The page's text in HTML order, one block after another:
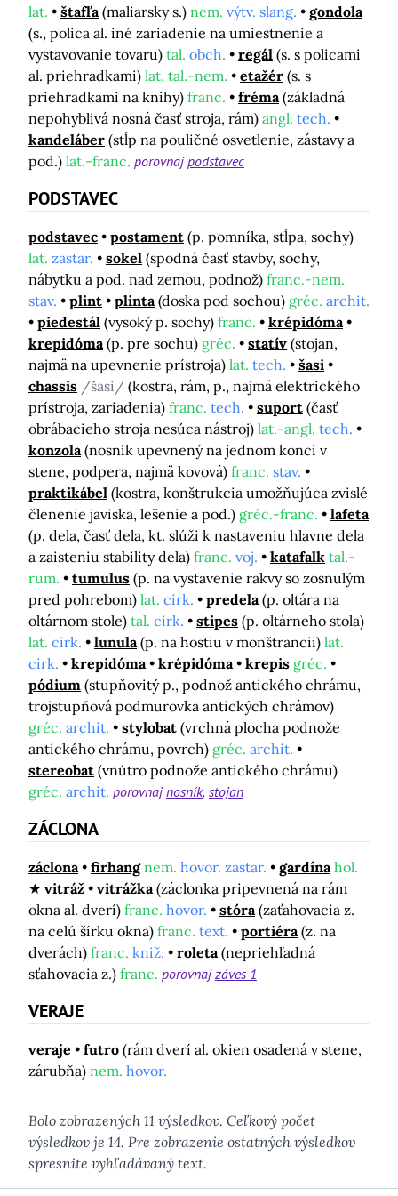
lat.
štafľa (maliarsky s.) nem. výtv. slang.
gondola
(s., polica al. iné zariadenie na umiestnenie a
vystavovanie tovaru) tal. obch. regál (s. s policami
al. priehradkami) lat. tal.-nem. etažér (s. s
priehradkami na knihy) franc. fréma (základná
nepohyblivá nosná časť stroja, rám) angl. tech.
kandeláber (stĺp na pouličné osvetlenie, zástavy a
pod.) lat.-franc. porovnajpodstavec
PODSTAVEC
podstavec postament (p. pomníka, stĺpa, sochy)
lat. zastar. sokel (spodná časť stavby, sochy,
nábytku a pod. nad zemou, podnož) franc.-nem.
stav.
plint plinta (doska pod sochou) gréc. archit.
piedestál (vysoký p. sochy) franc.
krépidóma
krepidóma (p. pre sochu) gréc. statív (stojan,
najmä na upevnenie prístroja) lat. tech.
šasi
chassis /šasi/ (kostra, rám, p., najmä elektrického
prístroja, zariadenia) franc. tech. suport (časť
obrábacieho stroja nesúca nástroj) lat.-angl. tech.
konzola (nosník upevnený na jednom konci v
stene, podpera, najmä kovová) franc. stav.
praktikábel (kostra, konštrukcia umožňujúca zvislé
členenie javiska, lešenie a pod.) gréc.-franc.
lafeta
(p. dela, časť dela, kt. slúži k nastaveniu hlavne dela
a zaisteniu stability dela) franc. voj. katafalk tal.-
rum.
tumulus (p. na vystavenie rakvy so zosnulým
pred pohrebom) lat. cirk. predela (p. oltára na
oltárnom stole) tal. cirk. stipes (p. oltárneho stola)
lat. cirk. lunula (p. na hostiu v monštrancii) lat.
cirk.
krepidóma krépidóma krepis gréc.
pódium (stupňovitý p., podnož antického chrámu,
trojstupňová podmurovka antických chrámov)
gréc. archit. stylobat (vrchná plocha podnože
antického chrámu, povrch) gréc. archit.
stereobat (vnútro podnože antického chrámu)
gréc. archit. porovnajnosník stojan
ZÁCLONA
záclona firhang nem. hovor. zastar. gardína hol.
vitráž
vitrážka (záclonka pripevnená na rám
okna al. dverí) franc. hovor. stóra (zaťahovacia z.
na celú šírku okna) franc. text. portiéra (z. na
dverách) franc. kniž. roleta (nepriehľadná
sťahovacia z.) franc. porovnajzáves 1
VERAJE
veraje futro (rám dverí al. okien osadená v stene,
zárubňa) nem. hovor.
Bolo zobrazených 11 výsledkov. Ceľkový počet
výsledkov je 14. Pre zobrazenie ostatných výsledkov
spresnite vyhľadávaný text.